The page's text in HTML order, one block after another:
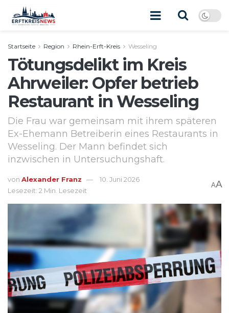
Startseite Region Rhein-Erft-Kreis Wesseling
Tötungsdelikt im Kreis
Ahrweiler: Opfer betrieb
Restaurant in Wesseling
Die Frau war gemeinsam mit ihrem späteren
Ex-Ehemann Betreiberin eines Restaurants in
Wesseling. Der Mann befindet sich
inzwischen in Untersuchungshaft.
von Alexander Franz
10. Juni 2026
Lesezeit: 2 Min. Lesezeit
AA